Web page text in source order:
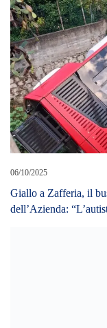
06/10/2025
Giallo a Zafferia, il
dell’Azienda: